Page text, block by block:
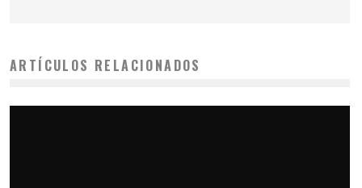
ARTÍCULOS RELACIONADOS